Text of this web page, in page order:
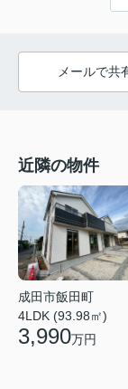
メールで共
近隣の物件
成田市飯田町
4LDK (93.98㎡)
3,990万円